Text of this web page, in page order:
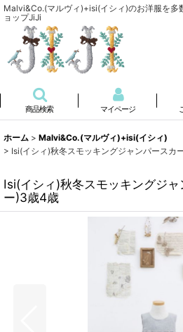
Malvi&Co.(マルヴィ)+isi(イシィ)のお洋服を多
ョップJiJi
商品検索 マイページ
ホーム > Malvi&Co.(マルヴィ)+isi(イシィ)
> Isi(イシィ)秋冬スモッキングジャンパースカ
Isi(イシィ)秋冬スモッキングジ
ー)3歳4歳